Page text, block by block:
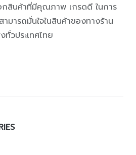
กสินค้าที่มีคุณภาพ เกรดดี ในการ
มารถมั่นใจในสินค้าของทางร้าน
วประเทศไทย